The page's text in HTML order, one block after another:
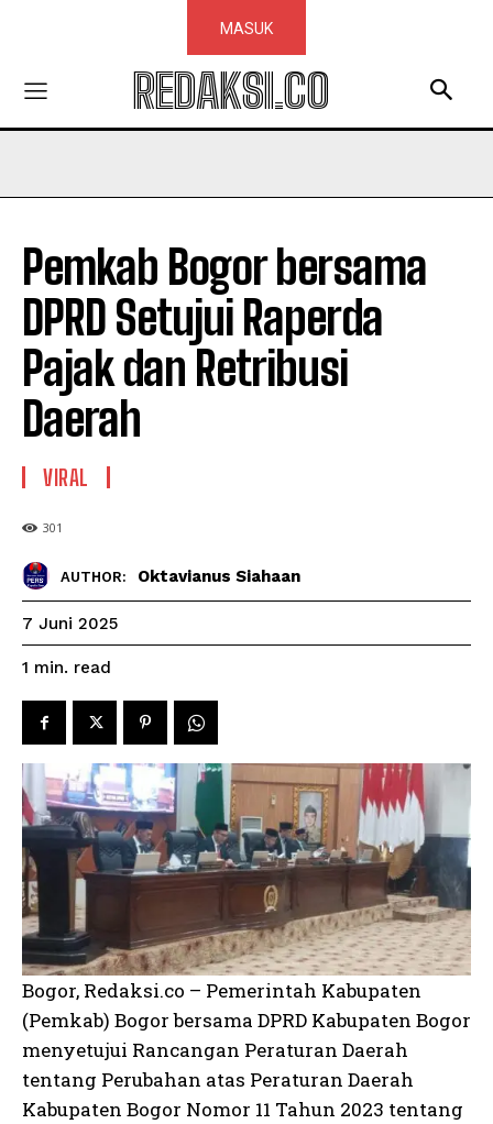
MASUK
REDAKSI.CO
Pemkab Bogor bersama
DPRD Setujui Raperda
Pajak dan Retribusi
Daerah
VIRAL
301
AUTHOR: Oktavianus Siahaan
7 Juni 2025
1 min. read
Bogor, Redaksi.co – Pemerintah Kabupaten
(Pemkab) Bogor bersama DPRD Kabupaten Bogor
menyetujui Rancangan Peraturan Daerah
tentang Perubahan atas Peraturan Daerah
Kabupaten Bogor Nomor 11 Tahun 2023 tentang